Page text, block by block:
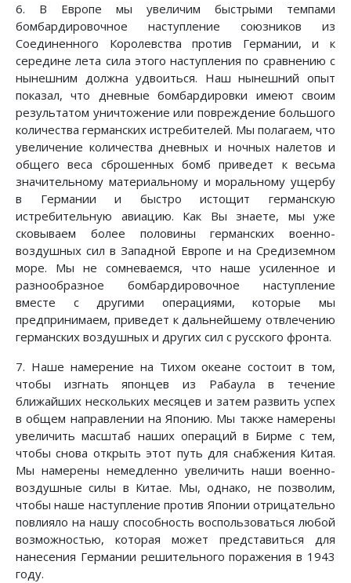
6. В Европе мы увеличим быстрыми темпами
бомбардировочное наступление союзников из
Соединенного Королевства против Германии, и к
середине лета сила этого наступления по сравнению с
нынешним должна удвоиться. Наш нынешний опыт
показал, что дневные бомбардировки имеют своим
результатом уничтожение или повреждение большого
количества германских истребителей. Мы полагаем, что
увеличение количества дневных и ночных налетов и
общего веса сброшенных бомб приведет к весьма
значительному материальному и моральному ущербу
в Германии и быстро истощит германскую
истребительную авиацию. Как Вы знаете, мы уже
сковываем более половины германских военно-
воздушных сил в Западной Европе и на Средиземном
море. Мы не сомневаемся, что наше усиленное и
разнообразное бомбардировочное наступление
вместе с другими операциями, которые мы
предпринимаем, приведет к дальнейшему отвлечению
германских воздушных и других сил с русского фронта.
7. Наше намерение на Тихом океане состоит в том,
чтобы изгнать японцев из Рабаула в течение
ближайших нескольких месяцев и затем развить успех
в общем направлении на Японию. Мы также намерены
увеличить масштаб наших операций в Бирме с тем,
чтобы снова открыть этот путь для снабжения Китая.
Мы намерены немедленно увеличить наши военно-
воздушные силы в Китае. Мы, однако, не позволим,
чтобы наше наступление против Японии отрицательно
повлияло на нашу способность воспользоваться любой
возможностью, которая может представиться для
нанесения Германии решительного поражения в 1943
году.